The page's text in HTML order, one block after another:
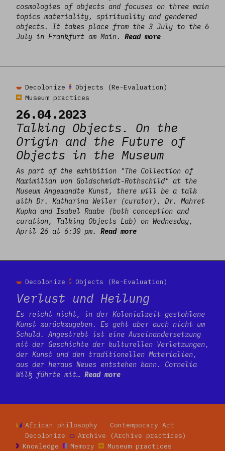
cosmologies of objects and focuses on three main
topics materiality, spirituality and gendered
objects. It takes place from the 3 July to the 6
July in Frankfurt am Main. Read more
Decolonize
Objects (Re-Evaluation)
Museum practices
26.04.2023
Talking Objects. On the
Origin and the Future of
Objects in the Museum
As part of the exhibition "The Collection of
Maximilian von Goldschmidt-Rothschild" at the
Museum Angewandte Kunst, there will be a talk
with Dr. Katharina Weiler (curator), Dr. Mahret
Kupka and Isabel Raabe (both conception and
curation, Talking Objects Lab) on Wednesday,
April 26 at 6:30 pm. Read more
Decolonize Objects (Re-Evaluation)
Verlust und Heilung
Es reicht nicht, in der Kolonialzeit gestohlene
Kunst zurückzugeben. Es geht aber auch nicht um
Schuld. Angestrebt ist eine Auseinandersetzung
mit der Geschichte der kulturellen Verletzungen,
der Kunst und den traditionellen Materialien,
aus der heraus Neues entstehen kann. Cornelia
Wilß führte mit… Read more
African philosophy
Contemporary Art
Decolonize
Archive (Archive practices)
Knowledge
Memory
Museum practices